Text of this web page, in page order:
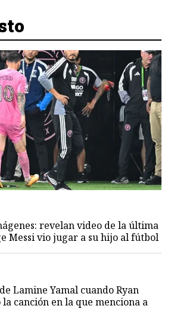
revelan video de la última
Messi vio jugar a su hijo al fútbol
Lamine Yamal cuando Ryan
la canción en la que menciona a